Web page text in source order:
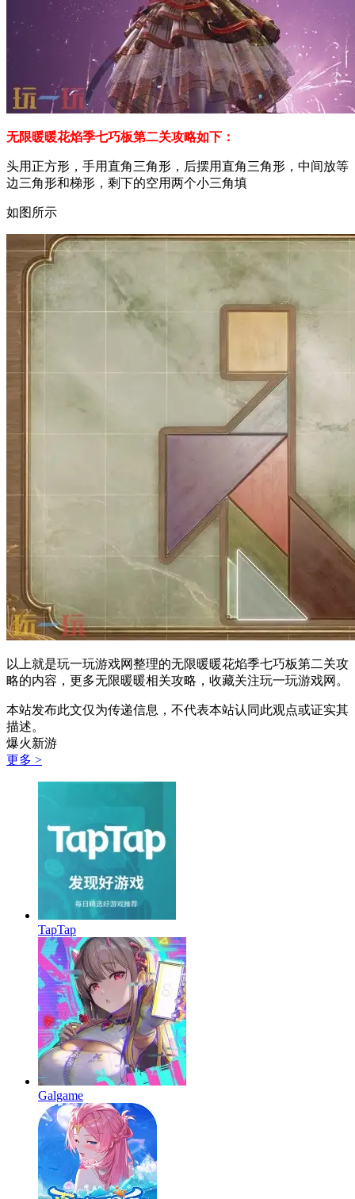
无限暖暖花焰季七巧板第二关攻略​​​​​​​如下：
头用正方形，手用直角三角形，后摆用直角三角形，中间放等
边三角形和梯形，剩下的空用两个小三角填
如图所示
以上就是玩一玩游戏网整理的无限暖暖花焰季七巧板第二关攻
略的内容，更多无限暖暖相关攻略，收藏关注玩一玩游戏网。
本站发布此文仅为传递信息，不代表本站认同此观点或证实其
描述。
爆火新游
更多 >
TapTap
Galgame